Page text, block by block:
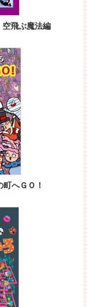
飛ぶ魔法編
へＧＯ！